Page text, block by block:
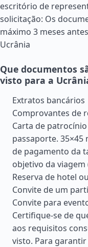
escritório de
solicitação: Os
máximo 3 meses
Ucrânia
Que documentos
visto para a
Extratos bancários
Comprovantes de
Carta de
passaporte.
de pagamento da
objetivo da
Reserva de hotel
Convite de um
Convite para
Certifique-se de
aos requisitos
visto. Para